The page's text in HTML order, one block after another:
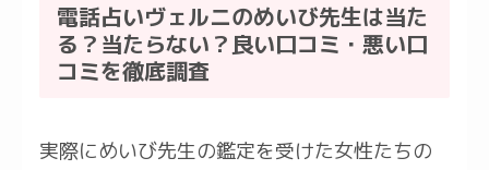
電話占いヴェルニのめいび先生は当た
る？当たらない？良い口コミ・悪い口
コミを徹底調査
実際にめいび先生の鑑定を受けた女性たちの